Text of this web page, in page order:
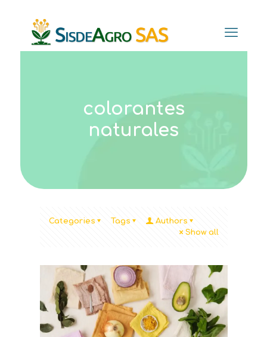
colorantes
naturales
Categories Tags
Authors
Show all